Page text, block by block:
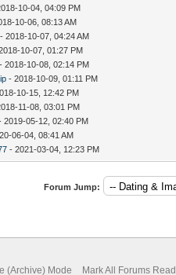
10-04, 04:09 PM
10-06, 08:13 AM
- 2018-10-07, 04:24 AM
10-07, 01:27 PM
- 2018-10-08, 02:14 PM
- 2018-10-09, 01:11 PM
10-15, 12:42 PM
11-08, 03:01 PM
2019-05-12, 02:40 PM
06-04, 08:41 AM
- 2021-03-04, 12:23 PM
Forum Jump:
(Archive) Mode Mark All Forums Read